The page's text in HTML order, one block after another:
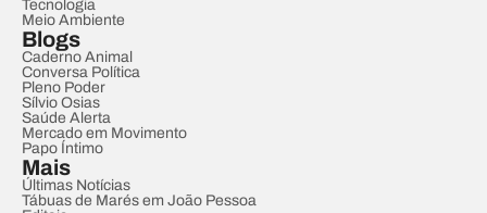
Tecnologia
Meio Ambiente
Blogs
Caderno Animal
Conversa Política
Pleno Poder
Sílvio Osias
Saúde Alerta
Mercado em Movimento
Papo Íntimo
Mais
Últimas Notícias
Tábuas de Marés em João Pessoa